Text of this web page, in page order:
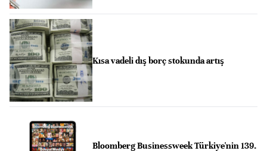
Kısa vadeli dış borç stokunda artış
Bloomberg Businessweek Türkiye'nin 139.